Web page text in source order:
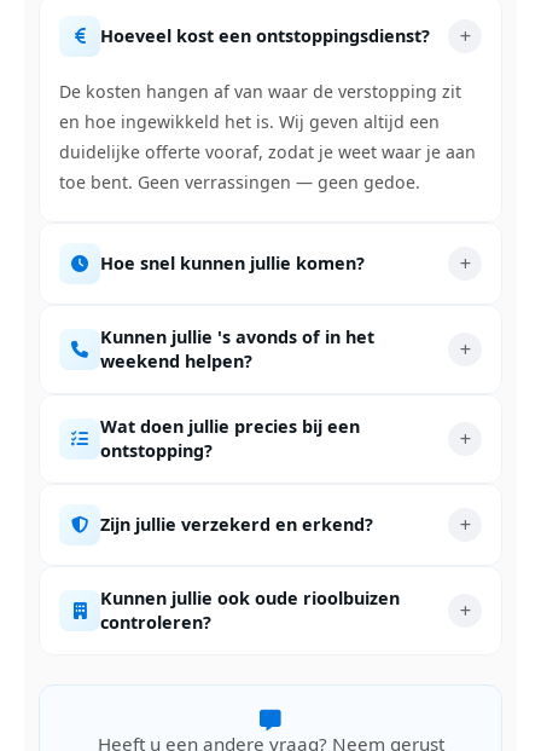
Hoeveel kost een ontstoppingsdienst?
De kosten hangen af van waar de verstopping zit
en hoe ingewikkeld het is. Wij geven altijd een
duidelijke offerte vooraf, zodat je weet waar je aan
toe bent. Geen verrassingen — geen gedoe.
Hoe snel kunnen jullie komen?
Kunnen jullie 's avonds of in het
weekend helpen?
Wat doen jullie precies bij een
ontstopping?
Zijn jullie verzekerd en erkend?
Kunnen jullie ook oude rioolbuizen
controleren?
Heeft u een andere vraag? Neem gerust